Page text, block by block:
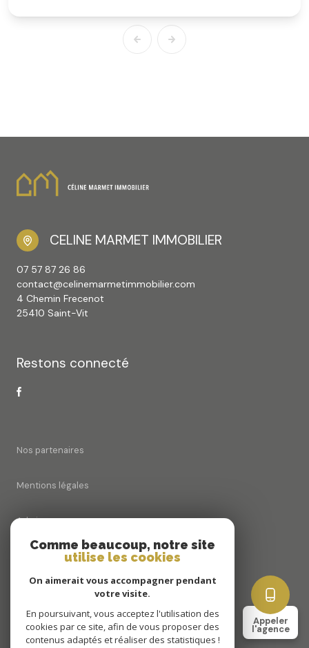
Appeler
l'agence
CELINE MARMET IMMOBILIER
07 57 87 26 86
contact@celinemarmetimmobilier.com
4 Chemin Frecenot
25410 Saint-Vit
Restons connecté
Nos partenaires
Mentions légales
Admin
Nos honoraires
Cookies
Comme beaucoup, notre site
utilise les cookies
On aimerait vous accompagner pendant
votre visite.
En poursuivant, vous acceptez l'utilisation des
cookies par ce site, afin de vous proposer des
contenus adaptés et réaliser des statistiques !